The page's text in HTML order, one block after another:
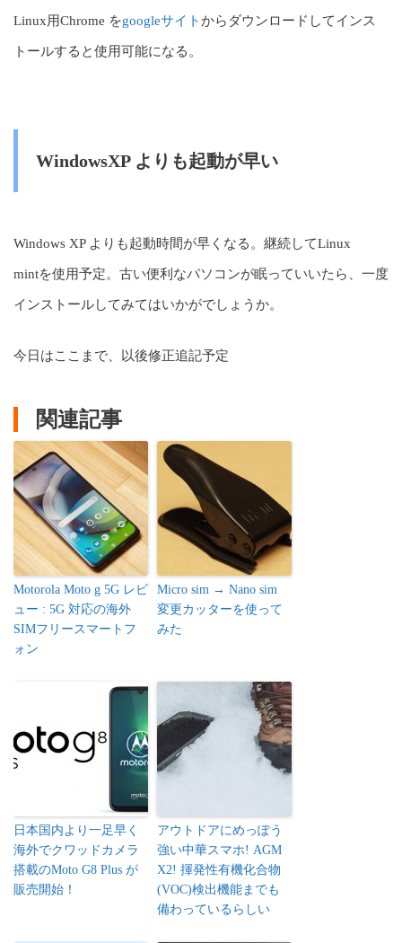
Linux用Chrome をgoogleサイトからダウンロードしてインス
トールすると使用可能になる。
WindowsXP よりも起動が早い
Windows XP よりも起動時間が早くなる。継続してLinux
mintを使用予定。古い便利なパソコンが眠っていいたら、一度
インストールしてみてはいかがでしょうか。
今日はここまで、以後修正追記予定
関連記事
Motorola Moto g 5G レビ
ュー : 5G 対応の海外
SIMフリースマートフ
ォン
Micro sim → Nano sim
変更カッターを使って
みた
日本国内より一足早く
海外でクワッドカメラ
搭載のMoto G8 Plus が
販売開始！
アウトドアにめっぽう
強い中華スマホ! AGM
X2! 揮発性有機化合物
(VOC)検出機能までも
備わっているらしい